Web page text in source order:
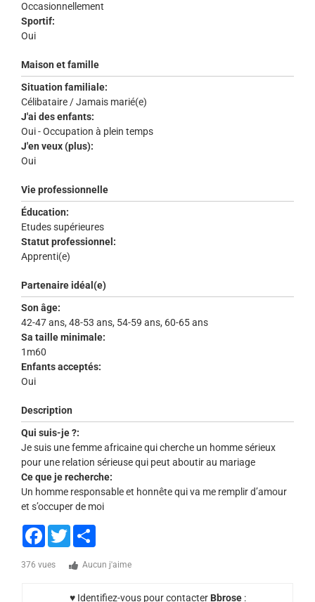
Occasionnellement
Sportif:
Oui
Maison et famille
Situation familiale:
Célibataire / Jamais marié(e)
J'ai des enfants:
Oui - Occupation à plein temps
J'en veux (plus):
Oui
Vie professionnelle
Éducation:
Etudes supérieures
Statut professionnel:
Apprenti(e)
Partenaire idéal(e)
Son âge:
42-47 ans, 48-53 ans, 54-59 ans, 60-65 ans
Sa taille minimale:
1m60
Enfants acceptés:
Oui
Description
Qui suis-je ?:
Je suis une femme africaine qui cherche un homme sérieux
pour une relation sérieuse qui peut aboutir au mariage
Ce que je recherche:
Un homme responsable et honnête qui va me remplir d’amour
et s’occuper de moi
Facebook
Twitter
376 vues Aucun j'aime
♥ Identifiez-vous pour contacter Bbrose: